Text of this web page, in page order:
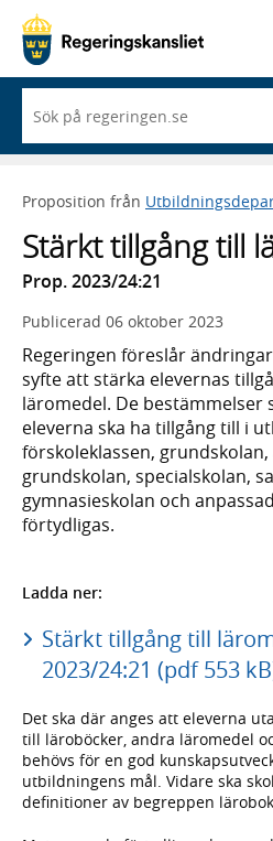
du
börjar
skriva
framträder
lista
med
sökförslag
Proposition från
Stärkt tillgång till
Prop. 2023/24:21
Publicerad 06 oktober 2023
Regeringen föreslår
syfte att stärka elevernas
läromedel. De bestämmelser
eleverna ska ha tillgång till i
förskoleklassen,
grundskolan, specialskolan,
gymnasieskolan och
förtydligas.
Ladda ner:
Stärkt tillgång till
2023/24:21 (pdf 553
Det ska där anges att eleverna
till läroböcker, andra läromedel
behövs för en god
utbildningens mål. Vidare ska
definitioner av begreppen